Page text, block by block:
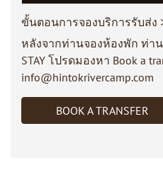
ขั้นตอนการจองบริการรับส่ง
หลังจากท่านจองห้องพัก ท่าน
STAY โปรดมองหา Book a
info@hintokrivercamp.com
BOOK A TRANSFER